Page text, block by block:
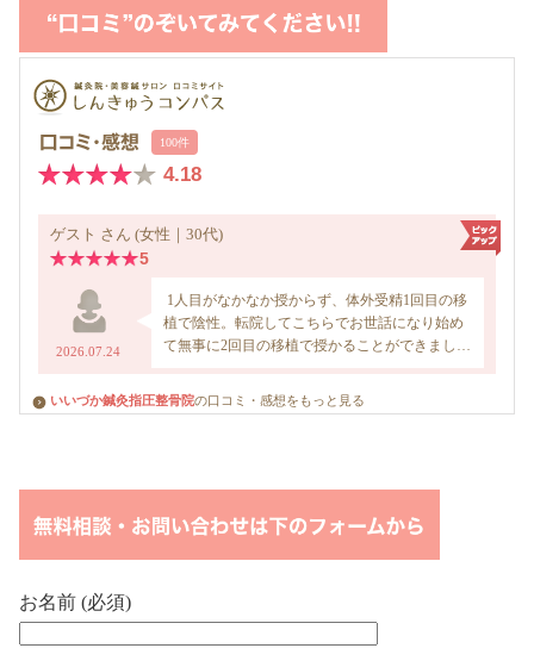
いいづか鍼灸指圧整骨院の口コミ・感想をもっと見る
お名前 (必須)